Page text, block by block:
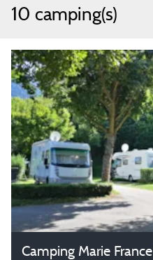
10 camping(s)
Camping Marie France